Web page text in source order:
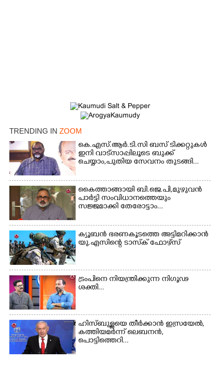
TRENDING IN ZOOM
കെ.എസ്.ആർ.ടി.സി ബസ് ടിക്കറ്റുകൾ
ഇനി വാട്സാപ്പിലൂടെ ബുക്ക്
ചെയ്യാം,പുതിയ സേവനം തുടങ്ങി...
കൈത്താങ്ങായി ബി.ജെ.പി,മുഴുവൻ
പാർട്ടി സംവിധാനത്തെയും
സജ്ജമാക്കി തേരോട്ടാം...
ക്യൂബൻ ഭരണകൂടത്തെ അട്ടിമറിക്കാൻ
യു.എസിന്റെ ടാസ്‌ക് ഫോഴ്സ്
ട്രംപിനെ നിയന്ത്രിക്കുന്ന നിഗൂഢ
ശക്തി...
ഹിസ്ബുള്ളയെ തീർക്കാൻ ഇസ്രയേൽ,
കത്തിയമർന്ന് ലെബനൻ,
പൊട്ടിത്തെറി...
×
Share this link
Copy Link